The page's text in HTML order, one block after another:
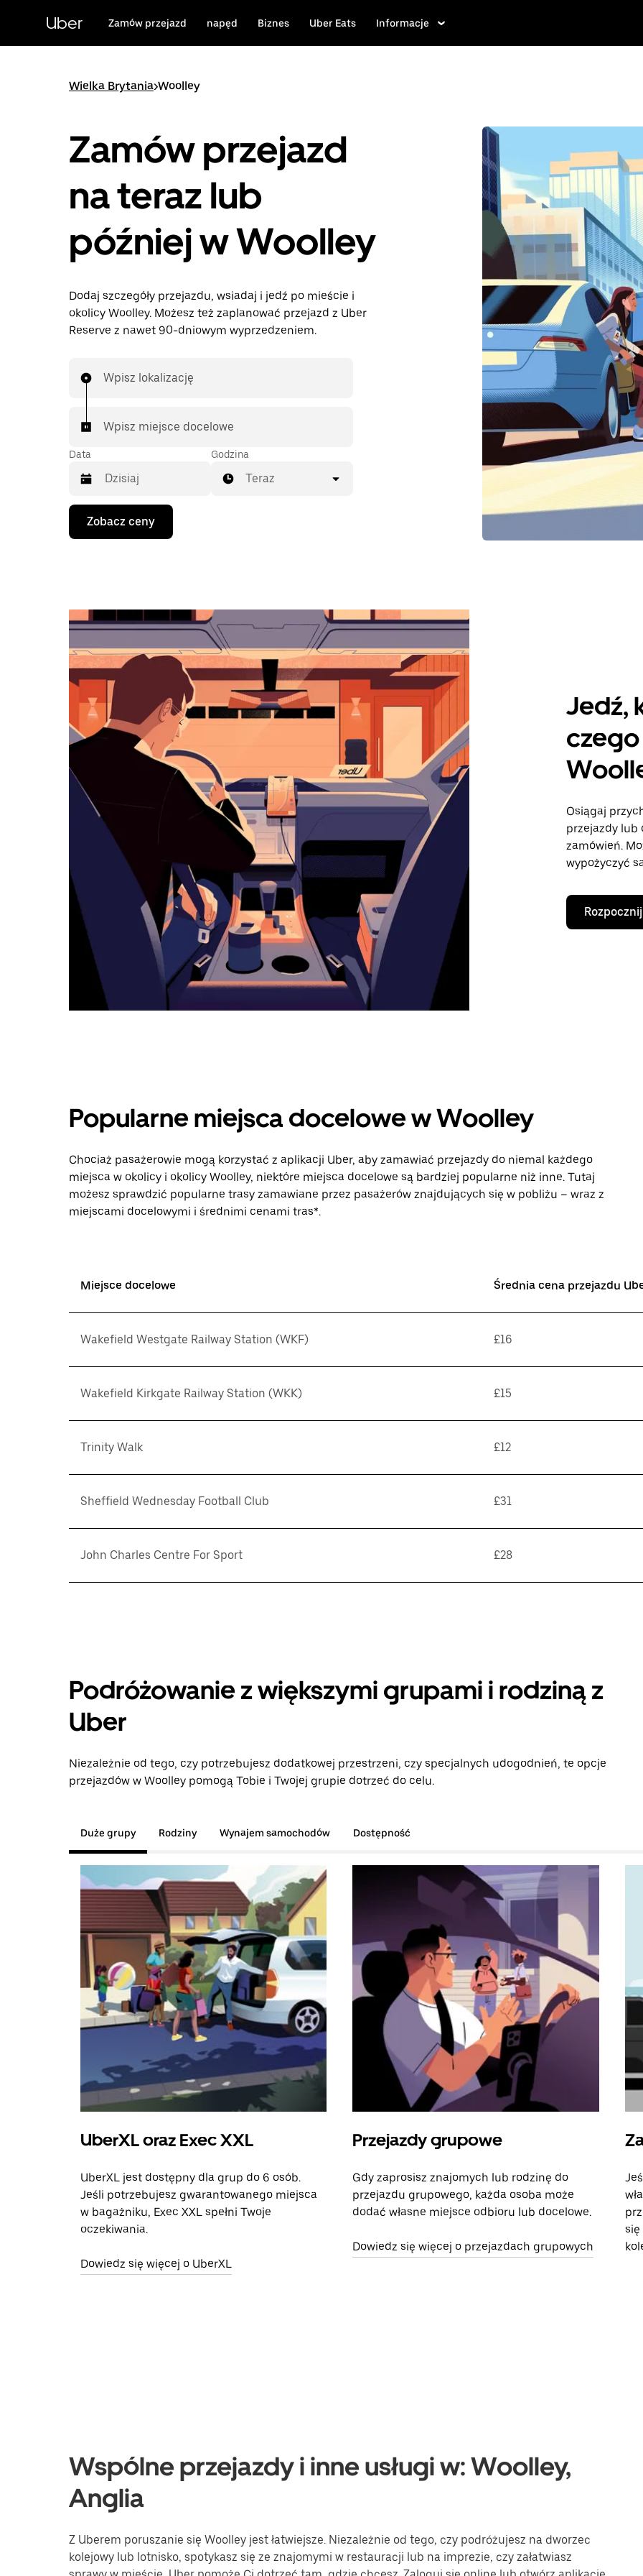
zawartości
Uber Zamów przejazd napęd Biznes Uber Eats Informacje
Wielka Brytania>Woolley
Zamów przejazd
na teraz lub
później w Woolley
Dodaj szczegóły przejazdu, wsiadaj i jedź po mieście i
okolicy Woolley. Możesz też zaplanować przejazd z Uber
Reserve z nawet 90-dniowym wyprzedzeniem.
Wpisz lokalizację
Wpisz miejsce docelowe
Data
Naciśnij
klawisz
strzałki
i wybrać
datę.
klawisz
„Escape”,
aby
zamknąć
kalendarz.
Godzina
Teraz
Zobacz ceny
Jedź,
Osiągaj
przejazdy lub
zamówień.
wypożyczyć
Rozpocznij
Popularne miejsca docelowe w Woolley
Chociaż pasażerowie mogą korzystać z aplikacji Uber, aby zamawiać przejazdy do niemal każdego
miejsca w okolicy i okolicy Woolley, niektóre miejsca docelowe są bardziej popularne niż inne. Tutaj
możesz sprawdzić popularne trasy zamawiane przez pasażerów znajdujących się w pobliżu – wraz z
miejscami docelowymi i średnimi cenami tras*.
Miejsce docelowe Średnia cena przejazdu
Wakefield Westgate Railway Station (WKF) £16
Wakefield Kirkgate Railway Station (WKK) £15
Trinity Walk £12
Sheffield Wednesday Football Club £31
John Charles Centre For Sport £28
Podróżowanie z większymi grupami i rodziną z
Uber
Niezależnie od tego, czy potrzebujesz dodatkowej przestrzeni, czy specjalnych udogodnień, te opcje
przejazdów w Woolley pomogą Tobie i Twojej grupie dotrzeć do celu.
Duże grupy Rodziny Wynajem samochodów Dostępność
UberXL oraz Exec XXL
UberXL jest dostępny dla grup do 6 osób.
Jeśli potrzebujesz gwarantowanego miejsca
w bagażniku, Exec XXL spełni Twoje
oczekiwania.
Dowiedz się więcej o UberXL
Przejazdy grupowe
Gdy zaprosisz znajomych lub rodzinę do
przejazdu grupowego, każda osoba może
dodać własne miejsce odbioru lub docelowe.
Dowiedz się więcej o przejazdach grupowych
się
Wspólne przejazdy i inne usługi w: Woolley,
Anglia
Z Uberem poruszanie się Woolley jest łatwiejsze. Niezależnie od tego, czy podróżujesz na dworzec
kolejowy lub lotnisko, spotykasz się ze znajomymi w restauracji lub na imprezie, czy załatwiasz